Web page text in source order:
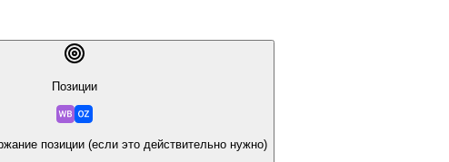
Позиции
позиции (если это действительно нужно)